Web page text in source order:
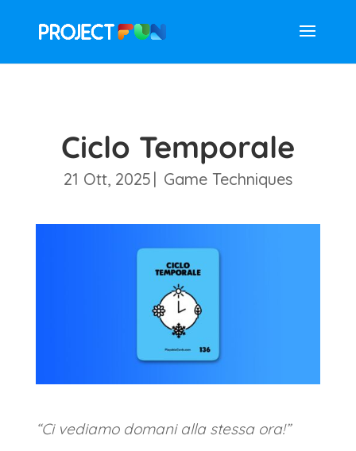
Ciclo Temporale
21 Ott, 2025 | Game Techniques
“Ci vediamo domani alla stessa ora!”